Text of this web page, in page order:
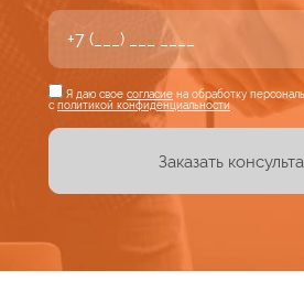
Я даю свое согласие на обработку
с политикой конфиденциальности
Заказать